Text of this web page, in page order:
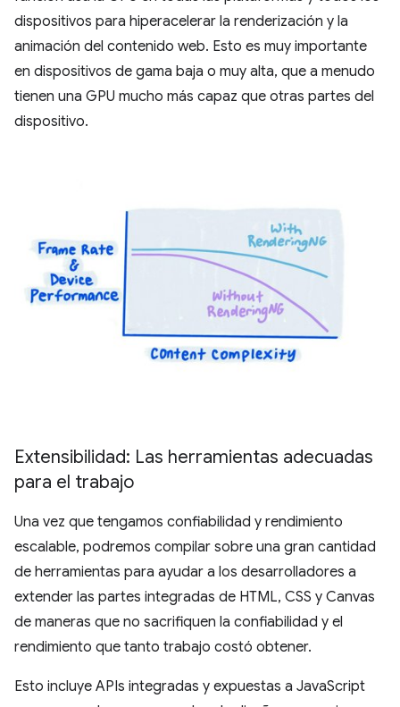
dispositivos para hiperacelerar la renderización y la
animación del contenido web. Esto es muy importante
en dispositivos de gama baja o muy alta, que a menudo
tienen una GPU mucho más capaz que otras partes del
dispositivo.
Extensibilidad: Las herramientas adecuadas
para el trabajo
Una vez que tengamos confiabilidad y rendimiento
escalable, podremos compilar sobre una gran cantidad
de herramientas para ayudar a los desarrolladores a
extender las partes integradas de HTML, CSS y Canvas
de maneras que no sacrifiquen la confiabilidad y el
rendimiento que tanto trabajo costó obtener.
Esto incluye APIs integradas y expuestas a JavaScript